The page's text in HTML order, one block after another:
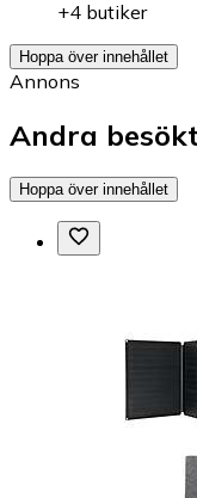
+4 butiker
Hoppa över innehållet
Annons
Andra
Hoppa över innehållet